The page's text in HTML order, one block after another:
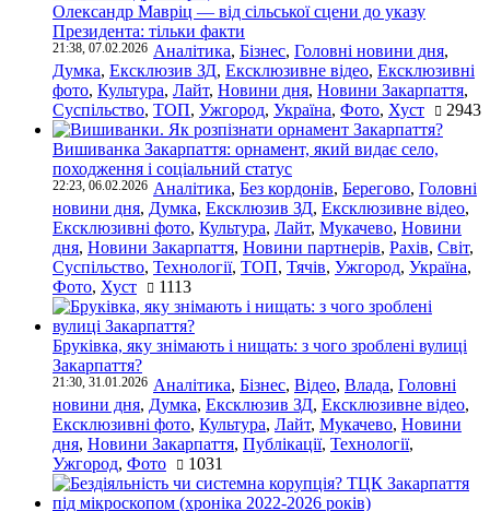
Олександр Мавріц — від сільської сцени до указу
Президента: тільки факти
21:38, 07.02.2026 Аналітика, Бізнес, Головні новини дня,
Думка, Ексклюзив ЗД, Ексклюзивне відео, Ексклюзивні
фото, Культура, Лайт, Новини дня, Новини Закарпаття,
Суспільство, ТОП, Ужгород, Україна, Фото, Хуст 2943
Вишиванка Закарпаття: орнамент, який видає село,
походження і соціальний статус
22:23, 06.02.2026 Аналітика, Без кордонів, Берегово, Головні
новини дня, Думка, Ексклюзив ЗД, Ексклюзивне відео,
Ексклюзивні фото, Культура, Лайт, Мукачево, Новини
дня, Новини Закарпаття, Новини партнерів, Рахів, Світ,
Суспільство, Технології, ТОП, Тячів, Ужгород, Україна,
Фото, Хуст 1113
Бруківка, яку знімають і нищать: з чого зроблені вулиці
Закарпаття?
21:30, 31.01.2026 Аналітика, Бізнес, Відео, Влада, Головні
новини дня, Думка, Ексклюзив ЗД, Ексклюзивне відео,
Ексклюзивні фото, Культура, Лайт, Мукачево, Новини
дня, Новини Закарпаття, Публікації, Технології,
Ужгород, Фото 1031